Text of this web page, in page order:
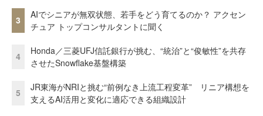
3
AIでシニアが無双状態、若手をどう育てるのか？ アクセン
チュア トップコンサルタントに聞く
4
Honda／三菱UFJ信託銀行が挑む、“統治”と“俊敏性”を共存
させたSnowflake基盤構築
5
JR東海がNRIと挑む“前例なき上流工程変革” リニア構想を
支えるAI活用と変化に適応できる組織設計